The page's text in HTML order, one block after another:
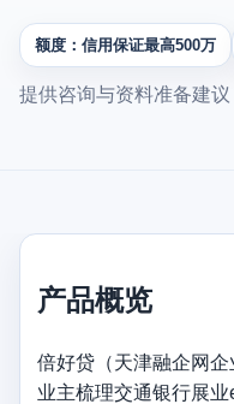
额度：信用保证最高500万
提供咨询与资料准备建
产品概览
倍好贷（天津融企网
业主梳理交通银行展